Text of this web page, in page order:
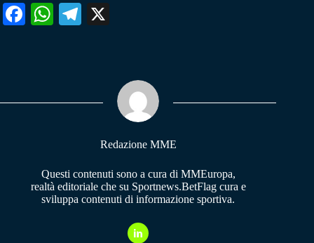
Fa W
pp
Te
m
Redazione MME
Questi contenuti sono a cura di MMEuropa,
realtà editoriale che su Sportnews.BetFlag cura e
sviluppa contenuti di informazione sportiva.